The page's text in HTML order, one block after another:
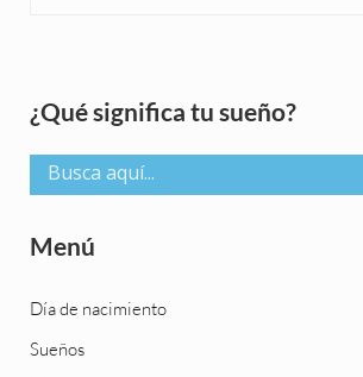
Sidebar
¿Qué significa tu sueño?
Menú
Día de nacimiento
Sueños